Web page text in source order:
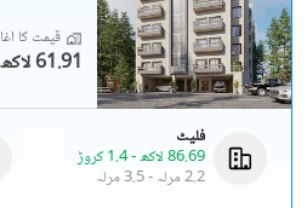
قیمت کا
61.91 لاکھ
فلیٹ
86.69 لاکھ
-1.4 کروڑ
2.2 مرلہ
-3.5 مرلہ